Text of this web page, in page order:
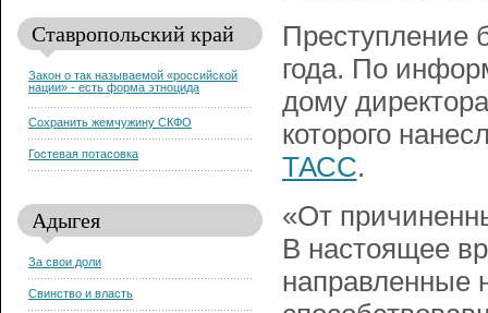
Ставропольский край
Закон о так называемой «российской
нации» - есть форма этноцида
Сохранить жемчужину СКФО
Гостевая потасовка
Адыгея
За свои доли
Свинство и власть
Преступление
года. По
дому
которого
ТАСС.
«От
В настоящее
направленные